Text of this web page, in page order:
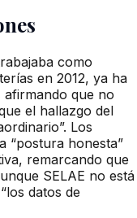
como
en 2012, ya ha
afirmando que no
el hallazgo del
Los
“postura honesta”
remarcando que
SELAE no está
datos de